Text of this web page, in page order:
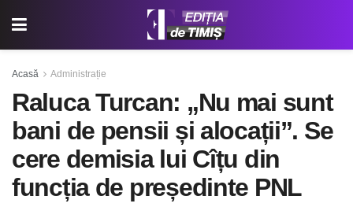
Acasă Administrație
Raluca Turcan: „Nu mai sunt
bani de pensii și alocații”. Se
cere demisia lui Cîțu din
funcția de președinte PNL